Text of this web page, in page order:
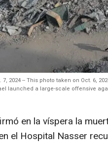
7, 2024 -- This photo taken on Oct. 6,
launched a large-scale offensive
en la víspera la
el Hospital Nasser